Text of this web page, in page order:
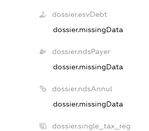
dossier.esvDebt
dossier.missingData
dossier.ndsPayer
dossier.missingData
dossier.ndsAnnul
dossier.missingData
dossier.single_tax_reg